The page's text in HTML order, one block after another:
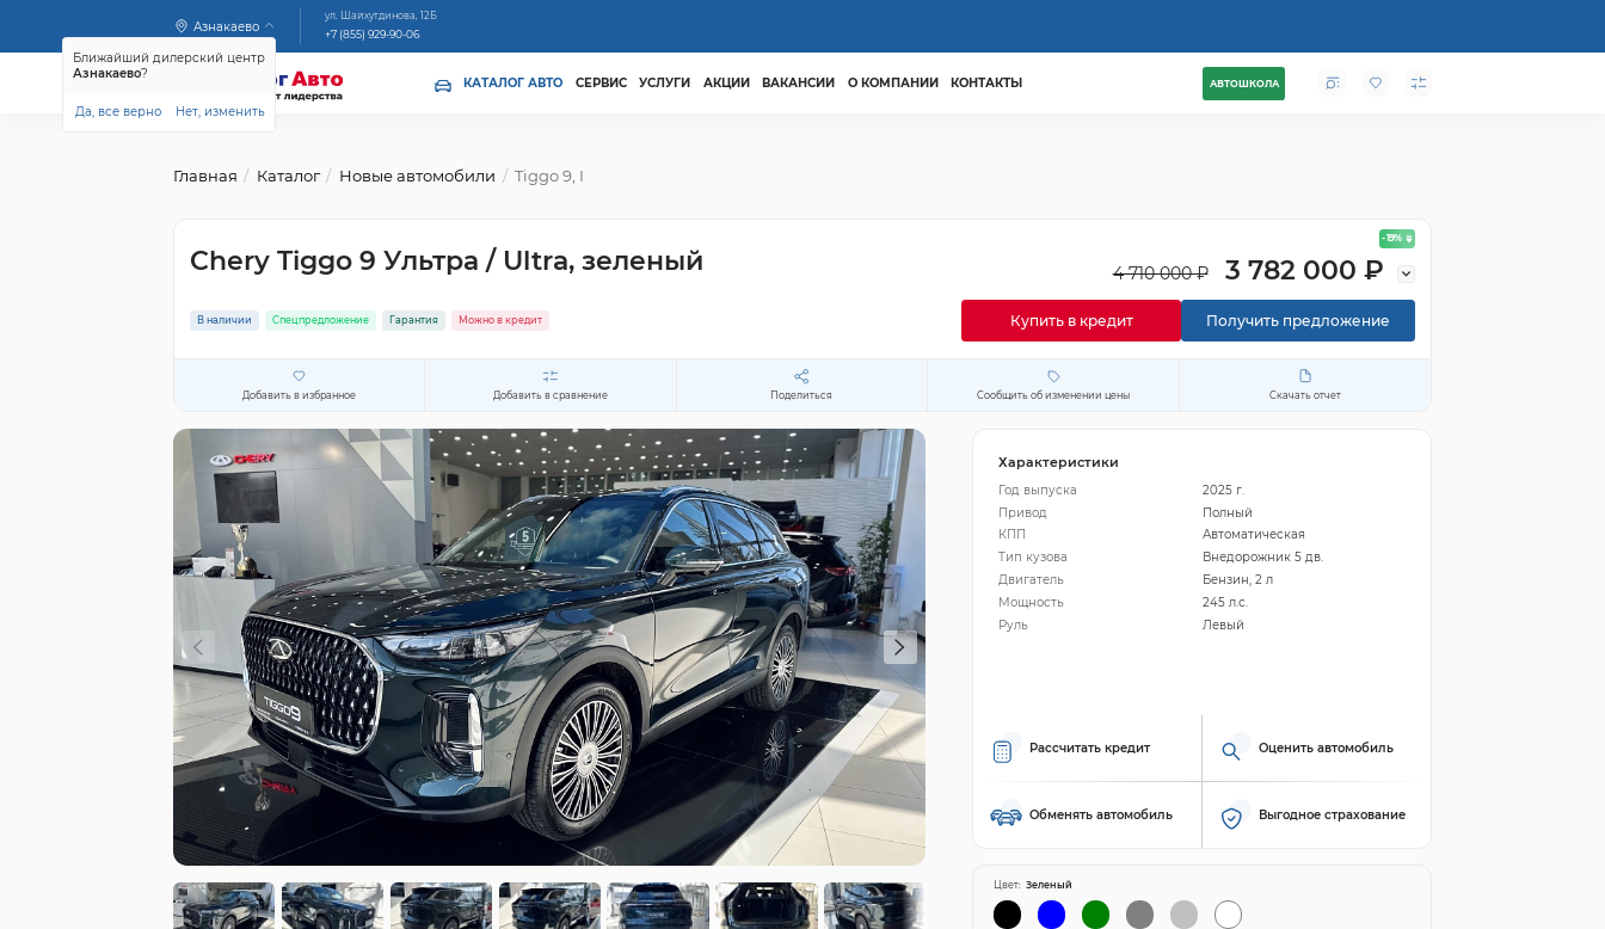
Азнакаево
Ближайший дилерский центр
Азнакаево?
Да, все верно Нет, изменить
ул. Шайхутдинова, 12Б
+7 (855) 929-90-06
КАТАЛОГ АВТО СЕРВИС УСЛУГИ АКЦИИ ВАКАНСИИ О КОМПАНИИ КОНТАКТЫ АВТОШКОЛА
Главная Каталог Новые автомобили Tiggo 9, I
Chery Tiggo 9 Ультра / Ultra, зеленый
- 19%
4 710 000 ₽ 3 782 000 ₽
В наличии Спецпредложение Гарантия Можно в кредит Купить в кредит Получить предложение
Добавить в избранное Добавить в сравнение Поделиться Сообщить об изменении цены Скачать отчет
Характеристики
Год выпуска
2025 г.
Привод
Полный
КПП
Автоматическая
Тип кузова
Внедорожник 5 дв.
Двигатель
Бензин, 2 л
Мощность
245 л.с.
Руль
Левый
Рассчитать кредит Оценить автомобиль
Обменять автомобиль Выгодное страхование
Цвет: Зеленый